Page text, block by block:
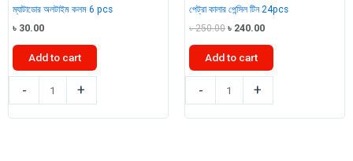
ম্যাটাডোর অলটাইম কলম 6 pcs
৳ 30.00
Add to cart
-
অলটাইম
কলম
+
পেট্রা কালার পেন্সিল টিন 24pcs
৳250.00 Original
was:
৳ 240.00Current
৳ 240.00.
Add to cart
-
কালার
পেন্সিল
+